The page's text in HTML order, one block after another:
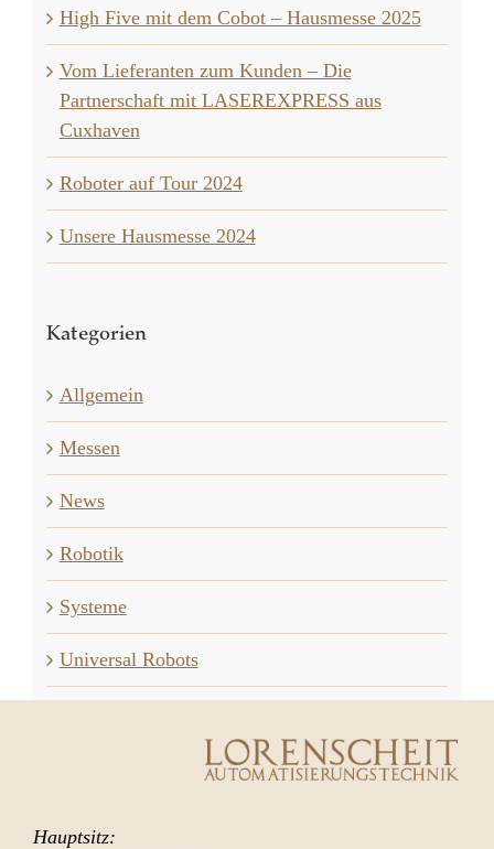
High Five mit dem Cobot – Hausmesse 2025
Vom Lieferanten zum Kunden – Die
Partnerschaft mit LASEREXPRESS aus
Cuxhaven
Roboter auf Tour 2024
Unsere Hausmesse 2024
Kategorien
Allgemein
Messen
News
Robotik
Systeme
Universal Robots
Hauptsitz: